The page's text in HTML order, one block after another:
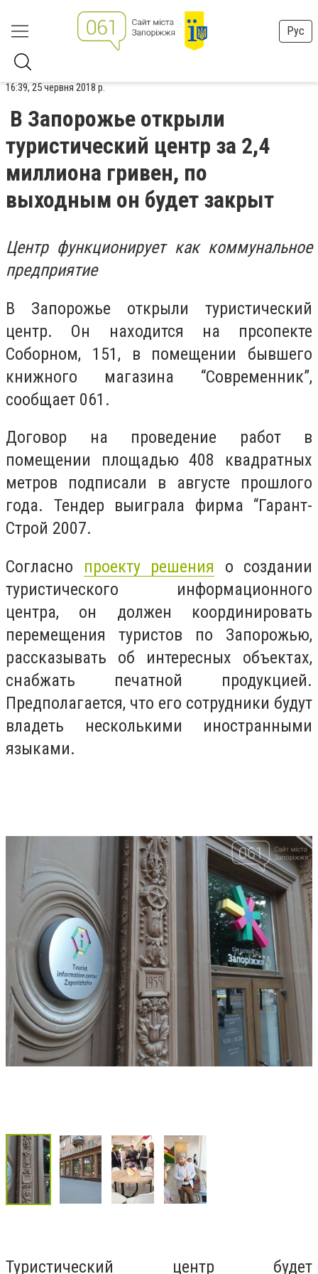
Рус
16:39, 25 червня 2018 р.
В Запорожье открыли
туристический центр за 2,4
миллиона гривен, по
выходным он будет закрыт
Центр функционирует как коммунальное
предприятие
В Запорожье открыли туристический
центр. Он находится на прсопекте
Соборном, 151, в помещении бывшего
книжного магазина “Современник”,
сообщает 061.
Договор на проведение работ в
помещении площадью 408 квадратных
метров подписали в августе прошлого
года. Тендер выиграла фирма “Гарант-
Строй 2007.
Согласно проекту решения о создании
туристического информационного
центра, он должен координировать
перемещения туристов по Запорожью,
рассказывать об интересных объектах,
снабжать печатной продукцией.
Предполагается, что его сотрудники будут
владеть несколькими иностранными
языками.
Туристический центр будет